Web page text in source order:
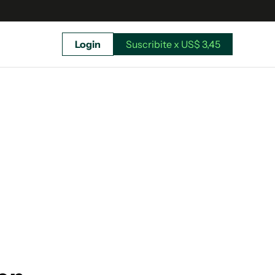
Login Suscribite x US$ 3,45